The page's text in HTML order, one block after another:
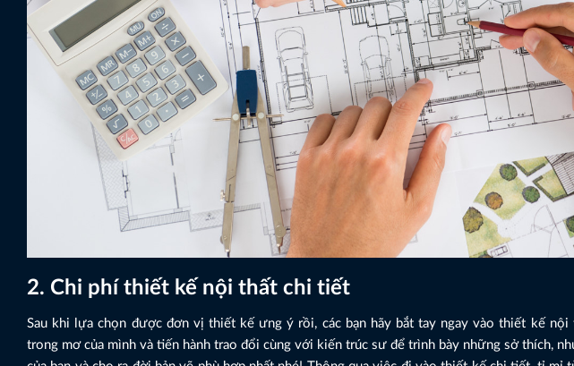
2. Chi phí thiết kế nội thất chi tiết
Sau khi lựa chọn được đơn vị thiết kế ưng ý rồi, các bạn hãy bắt tay ngay vào thiết kế
trong mơ của mình và tiến hành trao đổi cùng với kiến trúc sư để trình bày những sở thích,